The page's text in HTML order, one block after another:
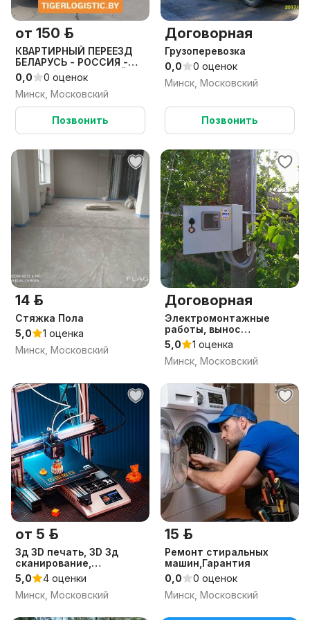
от 150 р.
КВАРТИРНЫЙ ПЕРЕЕЗД
БЕЛАРУСЬ - РОССИЯ -
БЕЛАРУСЬ / СБОРНЫЙ
ГРУЗ / ПОПУТНЫЙ ГРУЗ
0,0
0 оценок
Минск, Московский
Позвонить
Договорная
Грузоперевозка
0,0
0 оценок
Минск, Московский
Позвонить
14 р.
Стяжка Пола
5,0
1 оценка
Минск, Московский
Договорная
Электромонтажные
работы, вынос
счётчиков в СТ
5,0
1 оценка
Минск, Московский
от 5 р.
3д 3D печать, 3D 3д
сканирование,
моделирование 3D
5,0
4 оценки
Минск, Московский
15 р.
Ремонт стиральных
машин,Гарантия
0,0
0 оценок
Минск, Московский